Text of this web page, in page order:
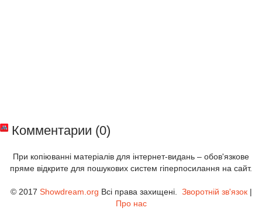
Комментарии (0)
При копіюванні матеріалів для інтернет-видань – обов'язкове
пряме відкрите для пошукових систем гіперпосилання на сайт.
© 2017 Showdream.org Всі права захищені. Зворотній зв'язок|
Про нас